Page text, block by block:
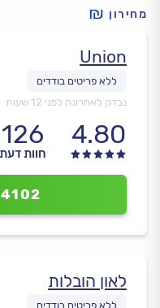
מחירון
Union
נבדק לאחרונה לפני 12 שעות
4.80
126
חוות דעת
לאון הובלות